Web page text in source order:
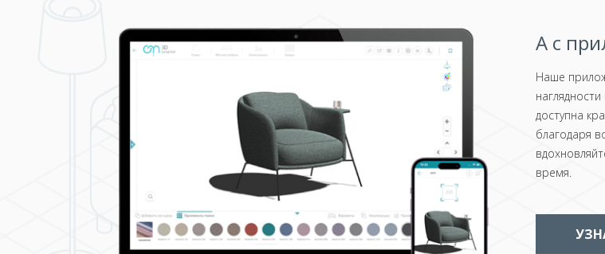
А с
Наше
доступна
благодаря
время.